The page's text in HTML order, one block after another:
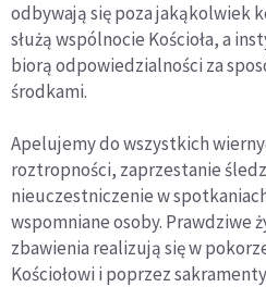
odbywają się poza jakąkolwiek
służą wspólnocie Kościoła, a
biorą odpowiedzialności za
środkami.
Apelujemy do wszystkich
roztropności, zaprzestanie
nieuczestniczenie w
wspomniane osoby. Prawdziwe
zbawienia realizują się w
Kościołowi i poprzez